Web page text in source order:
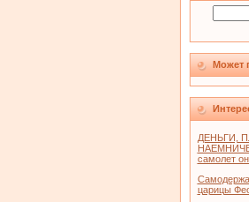
Может
ДЕНЬГИ,
самолет
царицы